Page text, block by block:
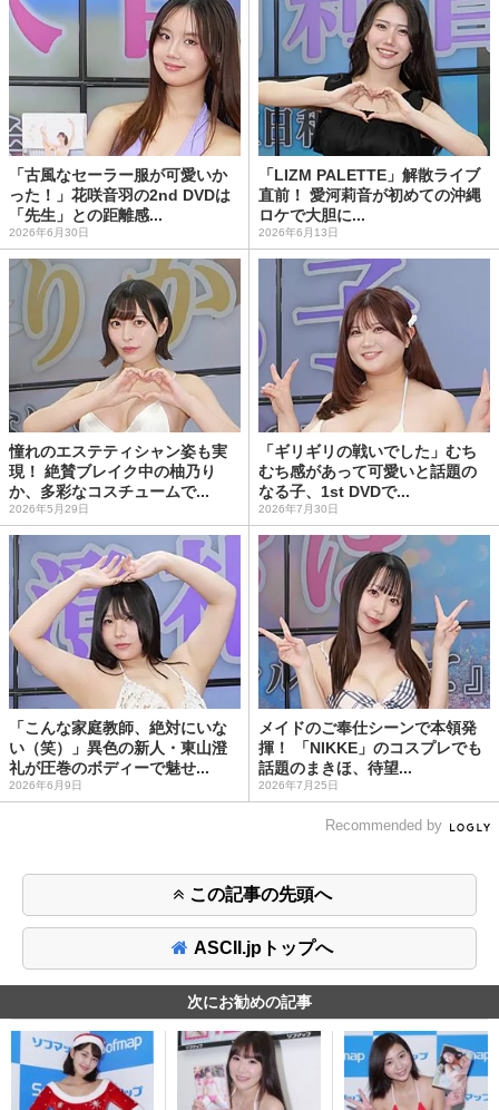
「古風なセーラー服が可愛いか
った！」花咲音羽の2nd DVDは
「先生」との距離感...
2026年6月30日
「LIZM PALETTE」解散ライブ
直前！ 愛河莉音が初めての沖縄
ロケで大胆に...
2026年6月13日
憧れのエステティシャン姿も実
現！ 絶賛ブレイク中の柚乃り
か、多彩なコスチュームで...
2026年5月29日
「ギリギリの戦いでした」むち
むち感があって可愛いと話題の
なる子、1st DVDで...
2026年7月30日
「こんな家庭教師、絶対にいな
い（笑）」異色の新人・東山澄
礼が圧巻のボディーで魅せ...
2026年6月9日
メイドのご奉仕シーンで本領発
揮！ 「NIKKE」のコスプレでも
話題のまきほ、待望...
2026年7月25日
Recommended by
この記事の先頭へ
ASCII.jpトップへ
次にお勧めの記事